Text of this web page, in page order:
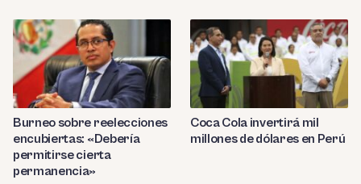
Burneo sobre reelecciones
encubiertas: «Debería
permitirse cierta
permanencia»
Coca Cola invertirá mil
millones de dólares en Perú